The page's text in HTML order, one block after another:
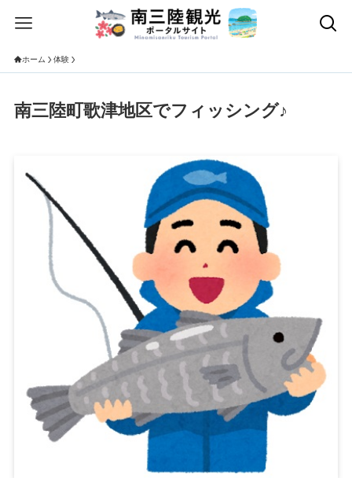
ホーム 体験
南三陸町歌津地区でフィッシング♪